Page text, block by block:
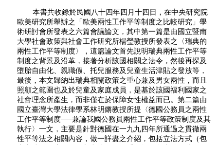
本書共收錄於民國八十四年四月十四日，在中央研究院
歐美研究所舉辦之「歐美兩性工作平等制度之比較研究」學
術研討會所發表之六篇會議論文，其中第一篇是由國立暨南
大學社會政策與社會工作研究所楊瑩教授所發表之〈瑞典的
兩性工作平等制度〉，這篇論文首先說明瑞典兩性工作平等
制度之背景及沿革，接著分析該國相關之法令，然後再探及
墮胎自由化、親職假、托兒服務及兒童生活津貼之發放等，
最後，本文歸納出瑞典相關政策之重心兼及男女兩性，而且
照顧之範圍也及於兒童及家庭成員，是基於該國福利國家之
社會理念所產生，而非僅在於保障女性權益而已。第二篇由
國立臺灣大學法律學系林明鏘教授所提〈德國公務員之兩性
工作平等制度—–兼論我國公務員兩性工作平等政策制度及其
執行〉一文，主要是針對德國在一九九四年所通過之貫徹兩
性平等法之相關內容，做一詳盡之介紹，包括立法方式（包